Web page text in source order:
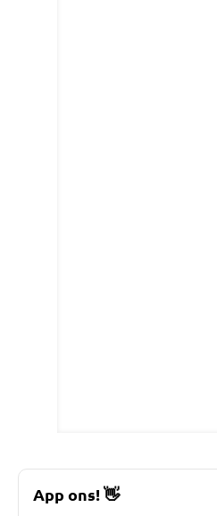
App ons!👋